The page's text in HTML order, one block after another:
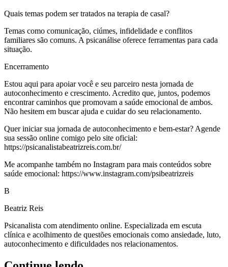
Quais temas podem ser tratados na terapia de casal?
Temas como comunicação, ciúmes, infidelidade e conflitos
familiares são comuns. A psicanálise oferece ferramentas para cada
situação.
Encerramento
Estou aqui para apoiar você e seu parceiro nesta jornada de
autoconhecimento e crescimento. Acredito que, juntos, podemos
encontrar caminhos que promovam a saúde emocional de ambos.
Não hesitem em buscar ajuda e cuidar do seu relacionamento.
Quer iniciar sua jornada de autoconhecimento e bem-estar? Agende
sua sessão online comigo pelo site oficial:
https://psicanalistabeatrizreis.com.br/
Me acompanhe também no Instagram para mais conteúdos sobre
saúde emocional: https://www.instagram.com/psibeatrizreis
B
Beatriz Reis
Psicanalista com atendimento online. Especializada em escuta
clínica e acolhimento de questões emocionais como ansiedade, luto,
autoconhecimento e dificuldades nos relacionamentos.